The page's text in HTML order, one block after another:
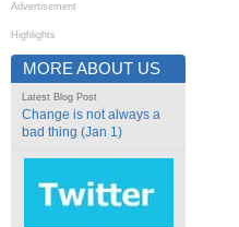
Advertisement
Highlights
MORE ABOUT US
Latest Blog Post
Change is not always a
bad thing (Jan 1)